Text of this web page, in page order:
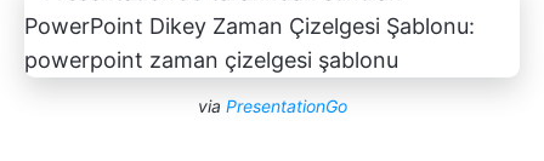
via PresentationGo